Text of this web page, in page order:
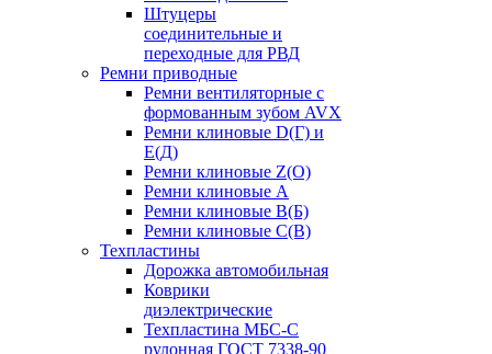
Штуцеры
соединительные и
переходные для РВД
Ремни приводные
Ремни вентиляторные с
формованным зубом AVX
Ремни клиновые D(Г) и
Е(Д)
Ремни клиновые Z(О)
Ремни клиновые А
Ремни клиновые В(Б)
Ремни клиновые С(В)
Техпластины
Дорожка автомобильная
Коврики
диэлектрические
Техпластина МБС-С
рулонная ГОСТ 7338-90